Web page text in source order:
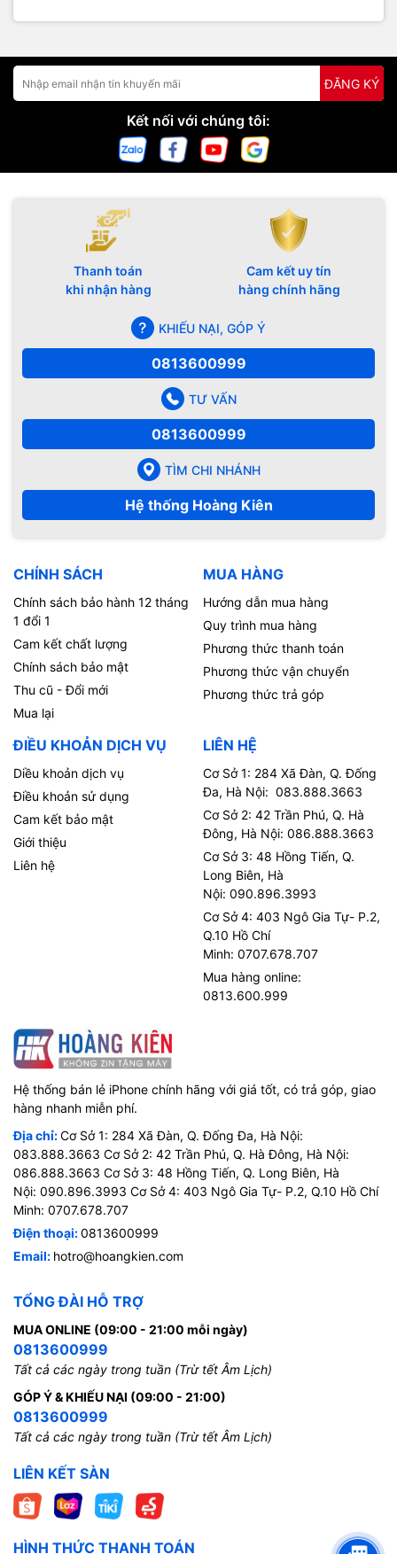
ĐĂNG KÝ
Kết nối với chúng tôi:
Thanh toán
khi nhận hàng
Cam kết uy tín
hàng chính hãng
KHIẾU NẠI, GÓP Ý
0813600999
TƯ VẤN
0813600999
TÌM CHI NHÁNH
Hệ thống Hoàng Kiên
CHÍNH SÁCH
Chính sách bảo hành 12 tháng
1 đổi 1
Cam kết chất lượng
Chính sách bảo mật
Thu cũ - Đổi mới
Mua lại
MUA HÀNG
Hướng dẫn mua hàng
Quy trình mua hàng
Phương thức thanh toán
Phương thức vận chuyển
Phương thức trả góp
ĐIỀU KHOẢN DỊCH VỤ
Diều khoản dịch vụ
Điều khoản sử dụng
Cam kết bảo mật
Giới thiệu
Liên hệ
LIÊN HỆ
Cơ Sở 1: 284 Xã Đàn, Q. Đống
Đa, Hà Nội: 083.888.3663
Cơ Sở 2: 42 Trần Phú, Q. Hà
Đông, Hà Nội: 086.888.3663
Cơ Sở 3: 48 Hồng Tiến, Q.
Long Biên, Hà
Nội: 090.896.3993
Cơ Sở 4: 403 Ngô Gia Tự- P.2,
Q.10 Hồ Chí
Minh: 0707.678.707
Mua hàng online:
0813.600.999
Hệ thống bán lẻ iPhone chính hãng với giá tốt, có trả góp, giao
hàng nhanh miễn phí.
Địa chỉ:Cơ Sở 1: 284 Xã Đàn, Q. Đống Đa, Hà Nội:
083.888.3663 Cơ Sở 2: 42 Trần Phú, Q. Hà Đông, Hà Nội:
086.888.3663 Cơ Sở 3: 48 Hồng Tiến, Q. Long Biên, Hà
Nội: 090.896.3993 Cơ Sở 4: 403 Ngô Gia Tự- P.2, Q.10 Hồ Chí
Minh: 0707.678.707
Điện thoại:0813600999
Email: hotro@hoangkien.com
TỔNG ĐÀI HỖ TRỢ
MUA ONLINE (09:00 - 21:00 mỗi ngày)
0813600999
Tất cả các ngày trong tuần (Trừ tết Âm Lịch)
GÓP Ý & KHIẾU NẠI (09:00 - 21:00)
0813600999
Tất cả các ngày trong tuần (Trừ tết Âm Lịch)
LIÊN KẾT SÀN
HÌNH THỨC THANH TOÁN